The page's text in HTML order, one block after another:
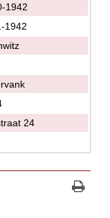
1942
1942
24